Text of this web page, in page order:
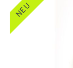
NEU